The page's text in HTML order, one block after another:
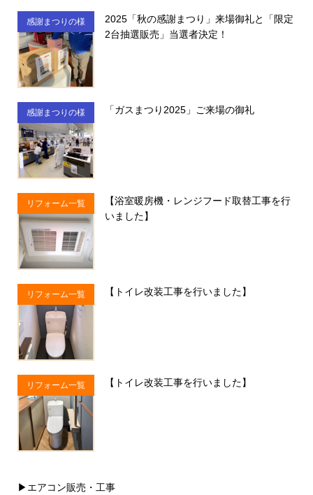
感謝まつりの様
子
2025「秋の感謝まつり」来場御礼と「限定
2台抽選販売」当選者決定！
感謝まつりの様
子
「ガスまつり2025」ご来場の御礼
リフォーム一覧
【浴室暖房機・レンジフード取替工事を行
いました】
リフォーム一覧 【トイレ改装工事を行いました】
リフォーム一覧 【トイレ改装工事を行いました】
▶︎エアコン販売・工事